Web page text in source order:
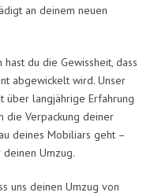
an deinem neuen
du die Gewissheit, dass
abgewickelt wird. Unser
über langjährige Erfahrung
die Verpackung deiner
deines Mobiliars geht –
Umzug.
uns deinen Umzug von